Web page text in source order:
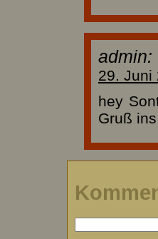
admin:
29. Juni
hey
Gruß